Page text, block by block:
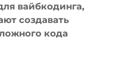
вайбкодинга,
создавать
кода